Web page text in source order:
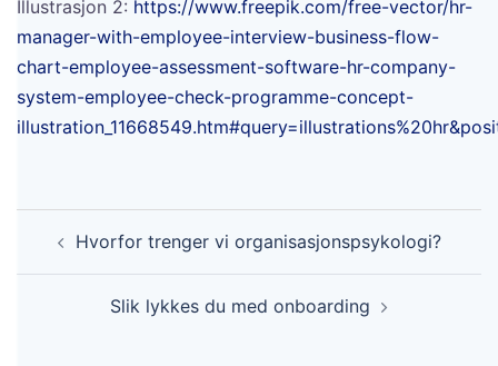
Illustrasjon 2: https://www.freepik.com/free-vector/hr-
manager-with-employee-interview-business-flow-
chart-employee-assessment-software-hr-company-
system-employee-check-programme-concept-
Post
navigation
Hvorfor trenger vi organisasjonspsykologi?
Slik lykkes du med onboarding